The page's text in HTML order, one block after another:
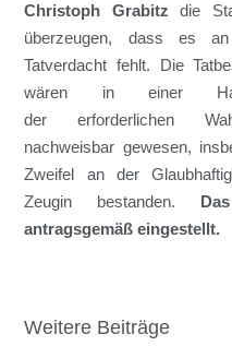
Christoph Grabitz
die
überzeugen, dass
es an
Tatverdacht fehlt. Die
wären in einer
der
erforderlichen
nachweisbar gewesen,
Zweifel an der
Zeugin bestanden.
antragsgemäß eingestellt.
Weitere Beiträge